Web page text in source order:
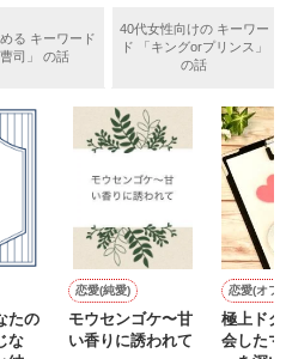
ない女の子と
め方も、何も知らなかった。
って言えない、臆病な私の初恋
テスト用に既存作を改稿しまし
を読む
る キーワード
曹司」 の話
40代女性向けの キーワー
ド 「キングorプリンス」
の話
たの
な
恋愛(純愛)
モウセンゴケ〜甘
い香りに誘われて
恋愛(オフ
極上ド
会した